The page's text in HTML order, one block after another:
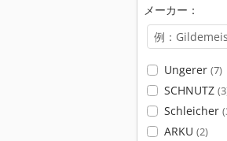
メーカー：
Ungerer (7)
SCHNUTZ
Schleicher
ARKU (2)